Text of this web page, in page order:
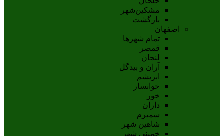
مشکين‌شهر
بازگشت
اصفهان
تمام شهر‌ها
قمصر
لنجان
آران و بیدگل
ابریشم
خوانسار
خور
داران
سمیرم
شاهین شهر
خمینی شهر